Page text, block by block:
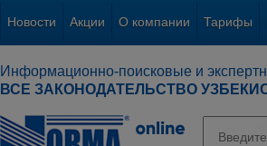
Новости Акции О компании Тарифы
Информационно-поисковые и
ВСЕ ЗАКОНОДАТЕЛЬСТВО